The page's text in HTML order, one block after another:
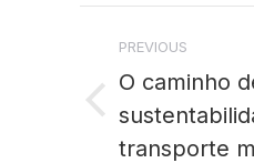
Post
PREVIOUS
Previous
post:
O caminho
transporte